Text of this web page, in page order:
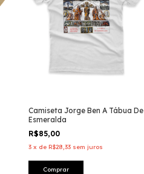
Camiseta Jorge Ben A Tábua De
Esmeralda
R$85,00
3 x de R$28,33 sem juros
Comprar